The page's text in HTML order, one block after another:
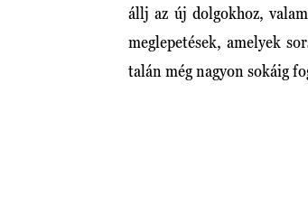
állj az új dolgokhoz,
meglepetések, amelyek
talán még nagyon sokáig